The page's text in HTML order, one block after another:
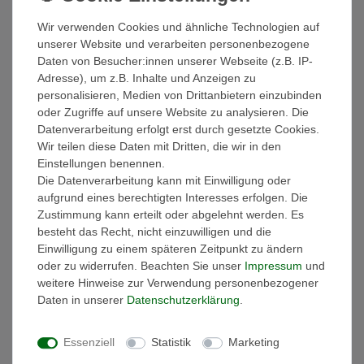
Schnelle Lieferung
1 - 2 Werktage
Kostenloser Versand
ab € 39,90
Beschreibung
EU-Responsible Person
Marke: Tommy Hilfiger
Wir verwenden Cookies und ähnliche Technologien auf
unserer Website und verarbeiten personenbezogene
Daten von Besucher:innen unserer Webseite (z.B. IP-
Adresse), um z.B. Inhalte und Anzeigen zu
personalisieren, Medien von Drittanbietern einzubinden
oder Zugriffe auf unsere Website zu analysieren. Die
Datenverarbeitung erfolgt erst durch gesetzte Cookies.
Wir teilen diese Daten mit Dritten, die wir in den
Einstellungen benennen.
Die Datenverarbeitung kann mit Einwilligung oder
aufgrund eines berechtigten Interesses erfolgen. Die
Zustimmung kann erteilt oder abgelehnt werden. Es
besteht das Recht, nicht einzuwilligen und die
Einwilligung zu einem späteren Zeitpunkt zu ändern
oder zu widerrufen. Beachten Sie unser Impressum und
weitere Hinweise zur Verwendung personenbezogener
Daten in unserer Daten­schutz­erklärung
Essenziell Statistik Marketing